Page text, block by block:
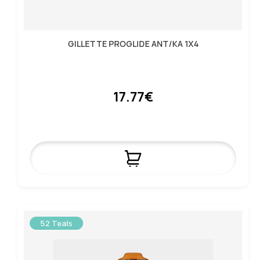
GILLETTE PROGLIDE ANT/KA 1X4
17.77€
52 Teals